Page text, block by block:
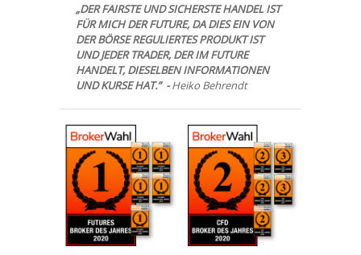
„DER FAIRSTE UND SICHERSTE HANDEL IST
FÜR MICH DER FUTURE, DA DIES EIN VON
DER BÖRSE REGULIERTES PRODUKT IST
UND JEDER TRADER, DER IM FUTURE
HANDELT, DIESELBEN INFORMATIONEN
UND KURSE HAT.” -Heiko Behrendt